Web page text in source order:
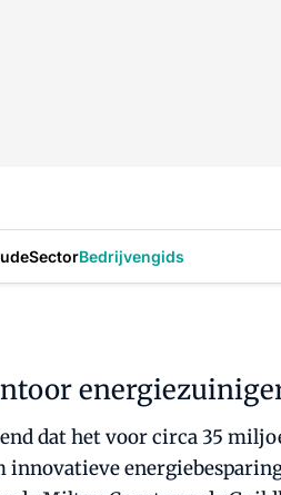
SectorBedrijvengids
dat het voor circa 35